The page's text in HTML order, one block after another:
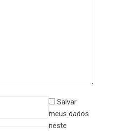
Salvar
meus dados
neste